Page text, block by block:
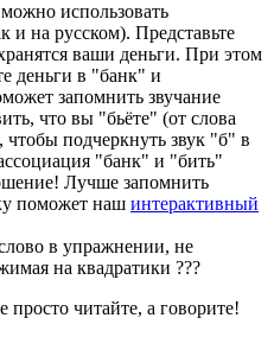
использовать
и на русском). Представьте
ваши деньги. При этом
деньги в "банк" и
запомнить звучание
что вы "бьёте" (от слова
подчеркнуть звук "б" в
"банк" и "бить"
Лучше запомнить
поможет наш интерактивный
в упражнении, не
на квадратики ???
читайте, а говорите!